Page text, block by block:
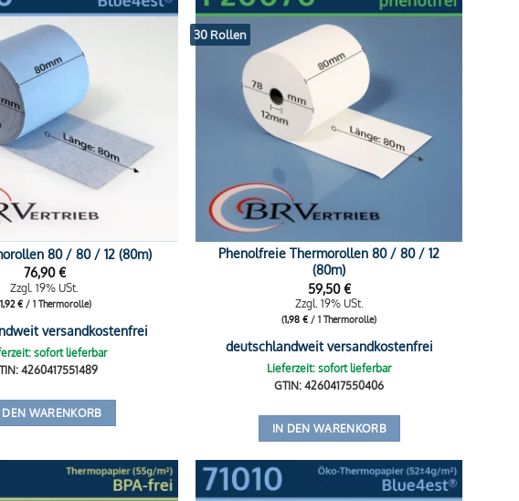
80 / 80 / 12 (80m)
76,90€
Zzgl. 19% USt.
1,92€ / 1 Thermorolle)
versandkostenfrei
sofort lieferbar
4260417551489
DEN WARENKORB
30 Rollen
Phenolfreie Thermorollen 80 / 80 / 12
(80m)
59,50€
Zzgl. 19% USt.
(1,98€ / 1 Thermorolle)
deutschlandweit versandkostenfrei
Lieferzeit: sofort lieferbar
GTIN: 4260417550406
IN DEN WARENKORB